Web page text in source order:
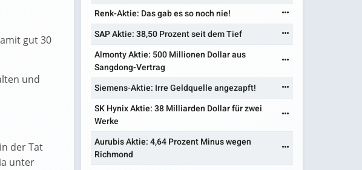
gut 30
und
der Tat
unter
Renk-Aktie: Das gab es so noch nie!
SAP Aktie: 38,50 Prozent seit dem Tief
Almonty Aktie: 500 Millionen Dollar aus
Sangdong-Vertrag
Siemens-Aktie: Irre Geldquelle angezapft!
SK Hynix Aktie: 38 Milliarden Dollar für zwei
Werke
Aurubis Aktie: 4,64 Prozent Minus wegen
Richmond